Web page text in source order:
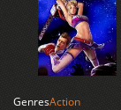
GenresAction